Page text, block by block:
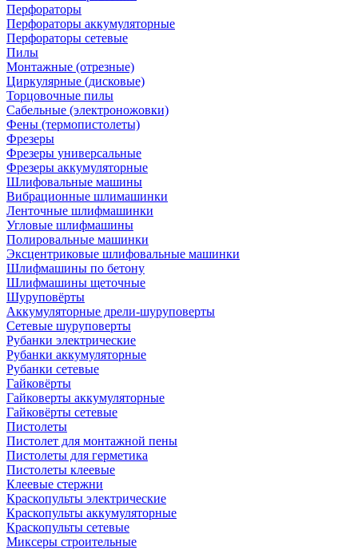
Перфораторы
Перфораторы аккумуляторные
Перфораторы сетевые
Пилы
Монтажные (отрезные)
Циркулярные (дисковые)
Торцовочные пилы
Сабельные (электроножовки)
Фены (термопистолеты)
Фрезеры
Фрезеры универсальные
Фрезеры аккумуляторные
Шлифовальные машины
Вибрационные шлимашинки
Ленточные шлифмашинки
Угловые шлифмашины
Полировальные машинки
Эксцентриковые шлифовальные машинки
Шлифмашины по бетону
Шлифмашины щеточные
Шуруповёрты
Аккумуляторные дрели-шуруповерты
Сетевые шуруповерты
Рубанки электрические
Рубанки аккумуляторные
Рубанки сетевые
Гайковёрты
Гайковерты аккумуляторные
Гайковёрты сетевые
Пистолеты
Пистолет для монтажной пены
Пистолеты для герметика
Пистолеты клеевые
Клеевые стержни
Краскопульты электрические
Краскопульты аккумуляторные
Краскопульты сетевые
Миксеры строительные